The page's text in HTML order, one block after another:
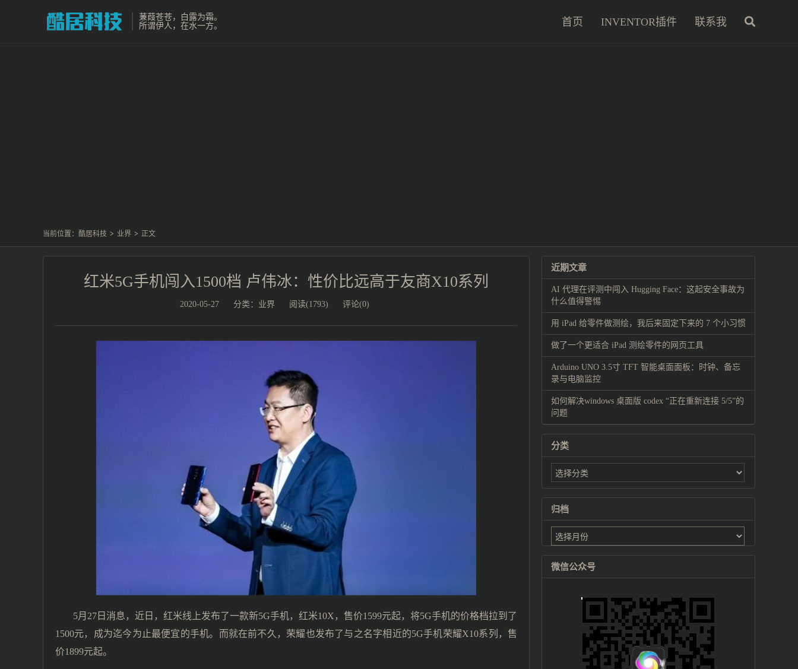
蒹葭苍苍，白露为霜。
所谓伊人，在水一方。
首页 INVENTOR插件 联系我
当前位置： 酷居科技 > 业界 > 正文
红米5G手机闯入1500档 卢伟冰：性价比远高于友商X10系列
2020-05-27 分类： 业界 阅读(1793) 评论(0)
5月27日消息，近日，红米线上发布了一款新5G手机，红米10X，售价1599元起，将5G手机的价格档拉到了
1500元，成为迄今为止最便宜的手机。而就在前不久，荣耀也发布了与之名字相近的5G手机荣耀X10系列，售
价1899元起。
近期文章
AI 代理在评测中闯入 Hugging Face：这起安全事故为
什么值得警惕
用 iPad 给零件做测绘，我后来固定下来的 7 个小习惯
做了一个更适合 iPad 测绘零件的网页工具
Arduino UNO 3.5寸 TFT 智能桌面面板：时钟、备忘
录与电脑监控
如何解决windows 桌面版 codex “正在重新连接 5/5”的
问题
分类
归档
微信公众号